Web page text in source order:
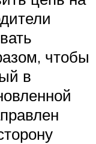
чтобы
в